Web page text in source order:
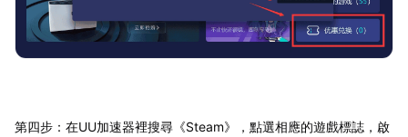
第四步：在UU加速器裡搜尋《Steam》，點選相應的遊戲標誌，啟